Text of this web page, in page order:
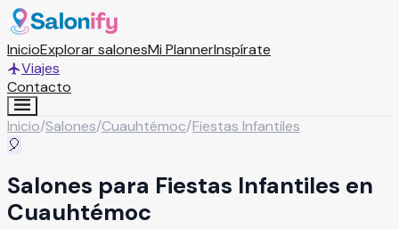
InicioExplorar salonesMi PlannerInspírate
Viajes
Contacto
Inicio/Salones/Cuauhtémoc/Fiestas Infantiles
🎈
Salones para Fiestas Infantiles en
Cuauhtémoc